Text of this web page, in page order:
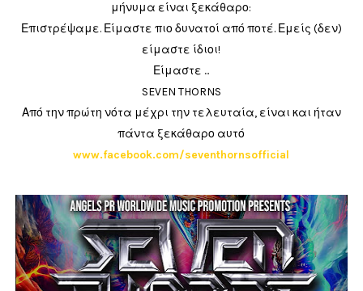
μήνυμα είναι ξεκάθαρο:
Επιστρέψαμε. Είμαστε πιο δυνατοί από ποτέ. Εμείς (δεν)
είμαστε ίδιοι!
Είμαστε ...
SEVEN THORNS
Από την πρώτη νότα μέχρι την τελευταία, είναι και ήταν
πάντα ξεκάθαρο αυτό
www.facebook.com/seventhornsofficial